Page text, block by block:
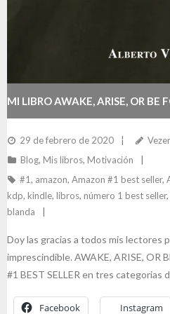
MI LIBRO AWAKE, ARISE, OR BE
#1 BEST SELLER EN AMAZON
29 de febrero de 2020
Blog, Mis libros, Motivación
#1, amazon, Amazon #1 best seller,
kdp, kindle, libros, número 1 best seller,
blanda
Doy las gracias a todos mis lectores
imprescindible. AWAKE, ARISE, OR
#1 BEST SELLER en tres categorias
Facebook Instagram